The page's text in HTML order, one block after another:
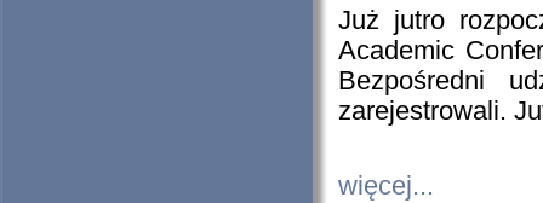
Już jutro
Academic
Bezpośredni
zarejestrowali.
więcej...